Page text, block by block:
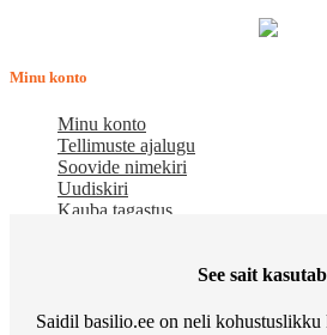
Minu konto
Minu konto
Tellimuste ajalugu
Soovide nimekiri
Uudiskiri
Kauba tagastus
pakub kaupu lemmikloomadele. Me
See sait
Saidil basilio.ee on neli